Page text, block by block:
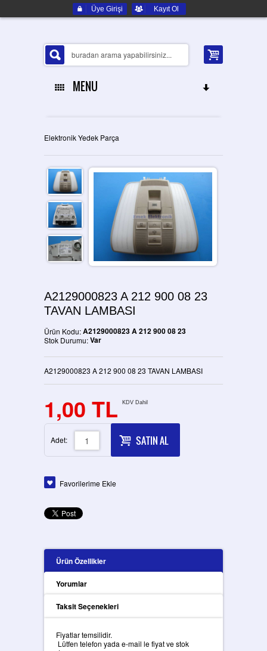
Üye Girişi Kayıt Ol
MENU
ELEKTRONIK YEDEK PARÇA
İLETIŞIM
Elektronik Yedek Parça
A2129000823 A 212 900 08 23
TAVAN LAMBASI
Ürün Kodu:A2129000823 A 212 900 08 23
Stok Durumu:Var
A2129000823 A 212 900 08 23 TAVAN LAMBASI
1,00 TL KDV Dahil
Adet: SATIN AL
Favorilerime Ekle
Ürün Özellikler
Yorumlar
Taksit Seçenekleri
Fiyatlar temsilidir.
Lütfen telefon yada e-mail le fiyat ve stok